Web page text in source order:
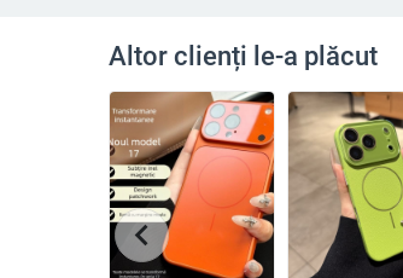
Altor clienți le-a plăcut
chevron_left